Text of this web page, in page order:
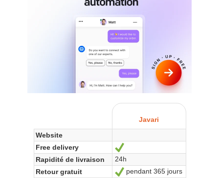
Javari
Website
Free delivery
Rapidité de livraison
24h
Retour gratuit
Yes
pendant 365 jours